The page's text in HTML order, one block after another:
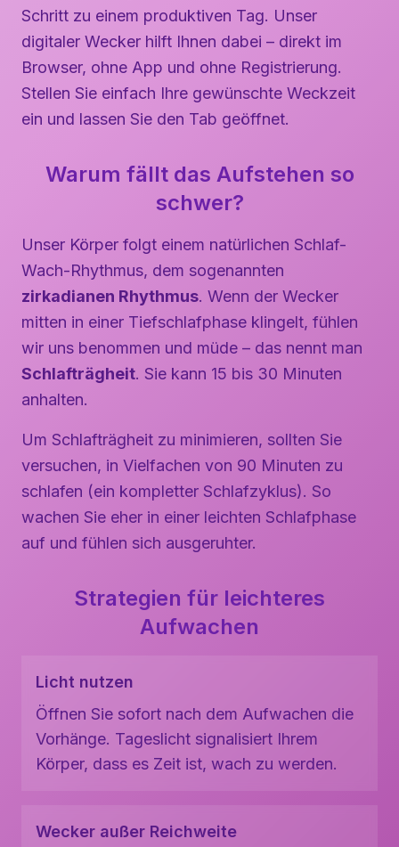
Schritt zu einem produktiven Tag. Unser
digitaler Wecker hilft Ihnen dabei – direkt im
Browser, ohne App und ohne Registrierung.
Stellen Sie einfach Ihre gewünschte Weckzeit
ein und lassen Sie den Tab geöffnet.
Warum fällt das Aufstehen so
schwer?
Unser Körper folgt einem natürlichen Schlaf-
Wach-Rhythmus, dem sogenannten
zirkadianen Rhythmus. Wenn der Wecker
mitten in einer Tiefschlafphase klingelt, fühlen
wir uns benommen und müde – das nennt man
Schlafträgheit. Sie kann 15 bis 30 Minuten
anhalten.
Um Schlafträgheit zu minimieren, sollten Sie
versuchen, in Vielfachen von 90 Minuten zu
schlafen (ein kompletter Schlafzyklus). So
wachen Sie eher in einer leichten Schlafphase
auf und fühlen sich ausgeruhter.
Strategien für leichteres
Aufwachen
Licht nutzen
Öffnen Sie sofort nach dem Aufwachen die
Vorhänge. Tageslicht signalisiert Ihrem
Körper, dass es Zeit ist, wach zu werden.
Wecker außer Reichweite